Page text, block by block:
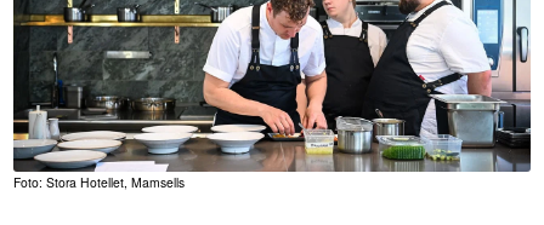
Foto: Stora Hotellet, Mamsells